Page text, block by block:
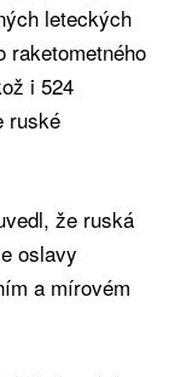
leteckých
raketometného
i 524
ruské
že ruská
oslavy
a mírovém